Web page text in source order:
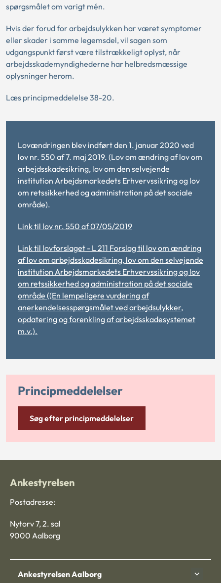
spørgsmålet om varigt mén.
Hvis der forud for arbejdsulykken har været symptomer
eller skader i samme legemsdel, vil sagen som
udgangspunkt først være tilstrækkeligt oplyst, når
arbejdsskademyndighederne har helbredsmæssige
oplysninger herom.
Læs principmeddelelse 38-20.
Lovændringen blev indført den 1. januar 2020 ved
lov nr. 550 af 7. maj 2019. (Lov om ændring af lov om
arbejdsskadesikring, lov om den selvejende
institution Arbejdsmarkedets Erhvervssikring og lov
om retssikkerhed og administration på det sociale
område).
Link til lov nr. 550 af 07/05/2019
Link til lovforslaget - L 211 Forslag til lov om ændring
af lov om arbejdsskadesikring, lov om den selvejende
institution Arbejdsmarkedets Erhvervssikring og lov
om retssikkerhed og administration på det sociale
område ((En lempeligere vurdering af
anerkendelsesspørgsmålet ved arbejdsulykker,
opdatering og forenkling af arbejdsskadesystemet
m.v.).
Principmeddelelser
Søg efter principmeddelelser
Ankestyrelsen
Postadresse:
Nytorv 7, 2. sal
9000 Aalborg
Ankestyrelsen Aalborg